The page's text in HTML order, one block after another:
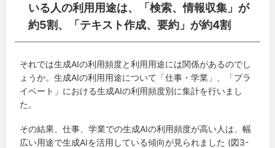
いる人の利用用途は、「検索、情報収集」が
約5割、「テキスト作成、要約」が約4割
それでは生成AIの利用頻度と利用用途には関係があるのでし
ょうか。生成AIの利用用途について「仕事・学業」、「プラ
イベート」における生成AIの利用頻度別に集計を行いまし
た。
その結果、仕事、学業での生成AIの利用頻度が高い人は、幅
広い用途で生成AIを活用している傾向が見られました (図3-